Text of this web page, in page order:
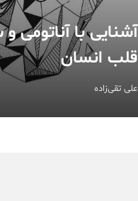
علی تقی‌زاده
آشنایی با آناتومی و
قلب انسان